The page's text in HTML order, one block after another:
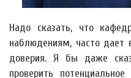
Надо сказать, что
наблюдениям, часто дает
доверия. Я бы даже
проверить